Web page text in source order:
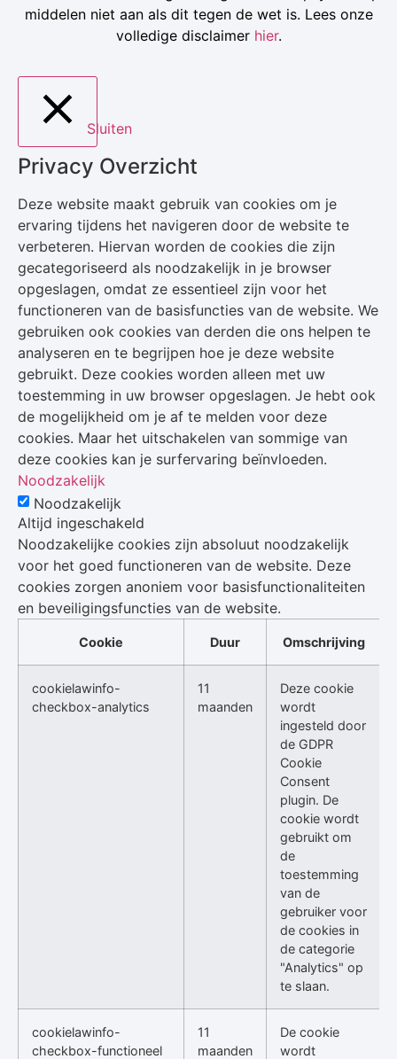
middelen niet aan als dit tegen de wet is. Lees onze
volledige disclaimer hier.
Sluiten
Privacy Overzicht
Deze website maakt gebruik van cookies om je
ervaring tijdens het navigeren door de website te
verbeteren. Hiervan worden de cookies die zijn
gecategoriseerd als noodzakelijk in je browser
opgeslagen, omdat ze essentieel zijn voor het
functioneren van de basisfuncties van de website. We
gebruiken ook cookies van derden die ons helpen te
analyseren en te begrijpen hoe je deze website
gebruikt. Deze cookies worden alleen met uw
toestemming in uw browser opgeslagen. Je hebt ook
de mogelijkheid om je af te melden voor deze
cookies. Maar het uitschakelen van sommige van
deze cookies kan je surfervaring beïnvloeden.
Noodzakelijk
Noodzakelijk
Altijd ingeschakeld
Noodzakelijke cookies zijn absoluut noodzakelijk
voor het goed functioneren van de website. Deze
cookies zorgen anoniem voor basisfunctionaliteiten
en beveiligingsfuncties van de website.
Cookie Duur Omschrijving
cookielawinfo-
checkbox-analytics
11
maanden
Deze cookie
wordt
ingesteld door
de GDPR
Cookie
Consent
plugin. De
cookie wordt
gebruikt om
de
toestemming
van de
gebruiker voor
de cookies in
de categorie
"Analytics" op
te slaan.
cookielawinfo-
checkbox-functioneel
11
maanden
De cookie
wordt